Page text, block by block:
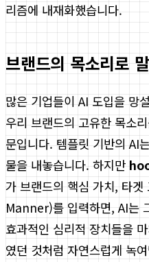
리즘에 내재화했습니다.
브랜드의 목소리로
많은 기업들이 AI 도입을 망
우리 브랜드의 고유한 목소
문입니다. 템플릿 기반의 AI
물을 내놓습니다. 하지만
가 브랜드의 핵심 가치, 타
Manner)를 입력하면, AI는
효과적인 심리적 장치들을
였던 것처럼 자연스럽게 녹